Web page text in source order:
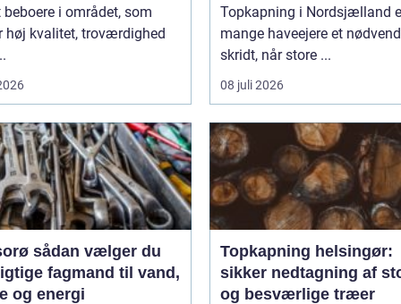
i området, som
høj kvalitet, troværdighed
Topkapning i Nordsjælland
mange haveejere et
skridt, når store ...
08 juli 2026
vælger du
fagmand til vand,
og energi
Topkapning helsingør:
sikker nedtagning af
og besværlige træer